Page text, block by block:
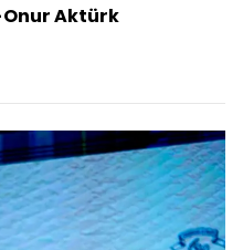
Aktürk